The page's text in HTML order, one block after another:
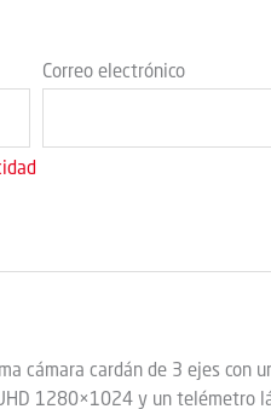
Correo electrónico
cámara cardán de 3 ejes con
1280×1024 y un telémetro